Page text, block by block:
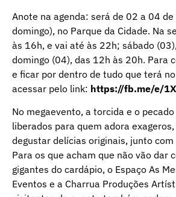
Anote na agenda: será de 02 a 04
domingo), no Parque da Cidade. Na
às 16h, e vai até às 22h; sábado
domingo (04), das 12h às 20h. Para
e ficar por dentro de tudo que terá
acessar pelo link: https://fb.me/e/
No megaevento, a torcida e o
liberados para quem adora
degustar delícias originais, junto
Para os que acham que não vão dar
gigantes do cardápio, o Espaço As
Eventos e a Charrua Produções